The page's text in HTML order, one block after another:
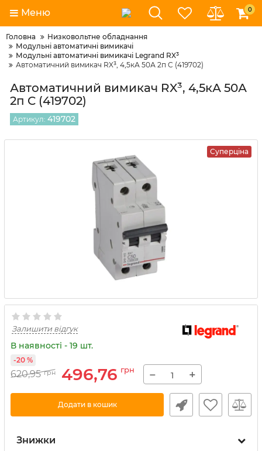
Меню 0
Головна
Низковольтне обладнання
Модульні автоматичні вимикачі
Модульні автоматичні вимикачі Legrand RX³
Автоматичний вимикач RX³, 4,5кА 50А 2п C (419702)
Автоматичний вимикач RX³, 4,5кА 50А
2п C (419702)
Артикул: 419702
Суперціна
Залишити відгук
В наявності - 19 шт.
620,95 грн 496,76 грн
-20 %
− +
Додати в кошик
Знижки